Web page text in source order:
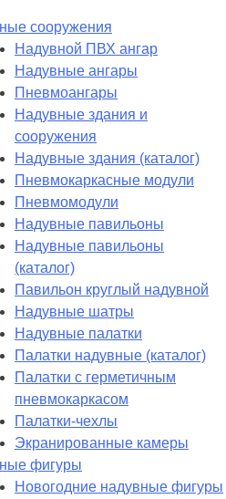
сооружения
Надувной ПВХ ангар
Надувные ангары
Пневмоангары
Надувные здания и
сооружения
Надувные здания (каталог)
Пневмокаркасные модули
Пневмомодули
Надувные павильоны
Надувные павильоны
(каталог)
Павильон круглый надувной
Надувные шатры
Надувные палатки
Палатки надувные (каталог)
Палатки с герметичным
пневмокаркасом
Палатки-чехлы
Экранированные камеры
фигуры
Новогодние надувные фигуры